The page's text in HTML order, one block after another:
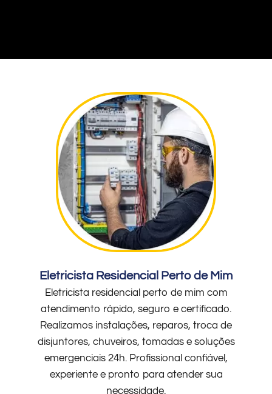
Eletricista Residencial Perto de Mim
Eletricista residencial perto de mim com
atendimento rápido, seguro e certificado.
Realizamos instalações, reparos, troca de
disjuntores, chuveiros, tomadas e soluções
emergenciais 24h. Profissional confiável,
experiente e pronto para atender sua
necessidade.